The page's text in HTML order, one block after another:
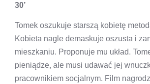
30’
Tomek oszukuje starszą kobietę
Kobieta nagle demaskuje oszusta i
mieszkaniu. Proponuje mu układ.
pieniądze, ale musi udawać jej
pracownikiem socjalnym. Film